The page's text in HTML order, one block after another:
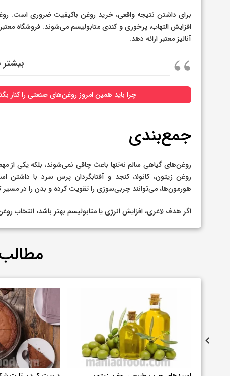
برای داشتن نتیجه واقعی، خرید روغن باکیفیت ضروری است.
افزایش التهاب، پرخوری و کندی متابولیسم می‌شوند. فروشگاه
آنالیز معتبر ارائه دهد.
بیشتر
چرا باید همین امروز روغن‌های صنعتی را
جمع‌بندی
روغن‌های گیاهی سالم نه‌تنها باعث چاقی نمی‌شوند، بلکه یکی از
روغن زیتون، کانولا، کنجد و آفتابگردان پرس سرد با
هورمون‌ها، می‌توانند چربی‌سوزی را تقویت کرده و بدن را در
اگر هدف لاغری، افزایش انرژی یا متابولیسم بهتر باشد، انتخاب